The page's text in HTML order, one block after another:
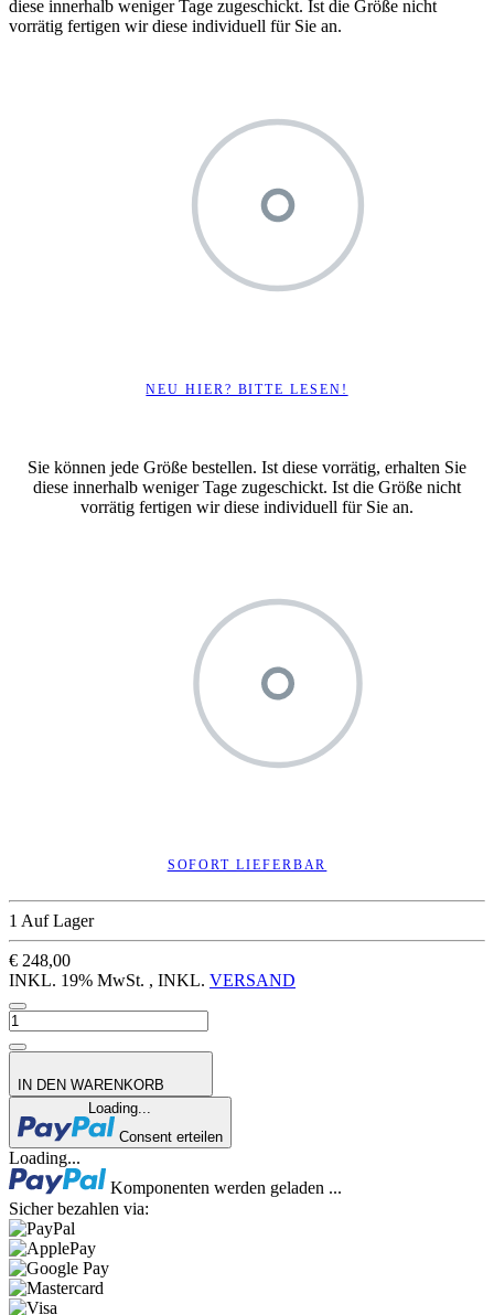
diese innerhalb weniger Tage zugeschickt. Ist die Größe nicht
vorrätig fertigen wir diese individuell für Sie an.
NEU HIER? BITTE LESEN!
Sie können jede Größe bestellen. Ist diese vorrätig, erhalten Sie
diese innerhalb weniger Tage zugeschickt. Ist die Größe nicht
vorrätig fertigen wir diese individuell für Sie an.
SOFORT LIEFERBAR
1 Auf Lager
€ 248,00
INKL. 19% MwSt. , INKL. VERSAND
IN DEN WARENKORB
Loading...
Consent erteilen
Loading...
Komponenten werden geladen ...
Sicher bezahlen via: